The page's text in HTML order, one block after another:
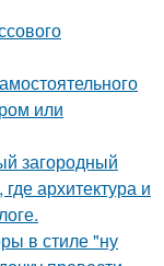
или
загородный
архитектура и
в стиле "ну